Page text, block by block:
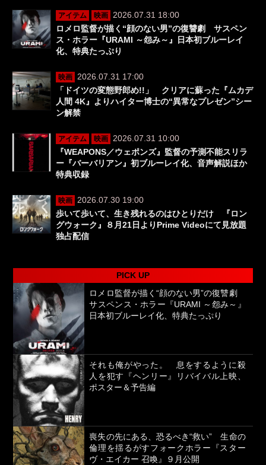
アイテム 映画 2026.07.31 18:00
ロメロ監督が描く“顔のない男”の復讐劇 サスペン
ス・ホラー『URAMI ～怨み～』日本初ブルーレイ
化、特典たっぷり
映画 2026.07.31 17:00
「ドイツの変態野郎め!!」 クリアに蘇った『ムカデ
人間 4K』よりハイター博士の“異常なプレゼン”シー
ン解禁
アイテム 映画 2026.07.31 10:00
『WEAPONS／ウェポンズ』監督の予測不能スリラ
ー『バーバリアン』初ブルーレイ化、音声解説ほか
特典収録
映画 2026.07.30 19:00
歩いて歩いて、生き残れるのはひとりだけ 『ロン
グウォーク』８月21日よりPrime Videoにて見放題
独占配信
PICK UP
ロメロ監督が描く“顔のない男”の復讐劇
サスペンス・ホラー『URAMI ～怨み～』
日本初ブルーレイ化、特典たっぷり
それも俺がやった。 息をするように殺
人を犯す『ヘンリー』リバイバル上映、
ポスター＆予告編
喪失の先にある、恐るべき“救い” 生命の
倫理を揺るがすフォークホラー『スター
ヴ・エイカー 召喚』９月公開